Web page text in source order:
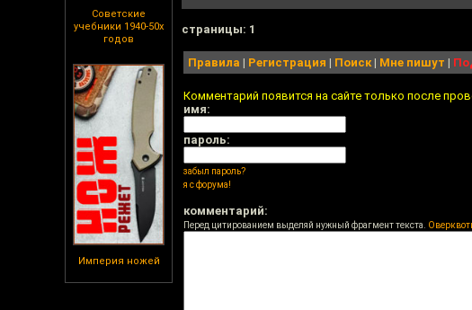
Советские
учебники 1940-50х
годов
Империя ножей
cтраницы: 1
Правила | Регистрация | Поиск| Мне пишут |
Комментарий появится на сайте только после
имя:
пароль:
забыл пароль?
я с форума!
комментарий:
Перед цитированием выделяй нужный фрагмент текста.